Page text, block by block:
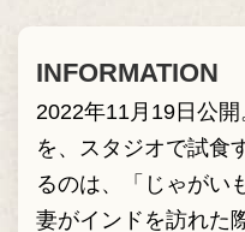
INFORMATION
2022年11月19日公
を、スタジオで試食
るのは、「じゃがい
妻がインドを訪れた